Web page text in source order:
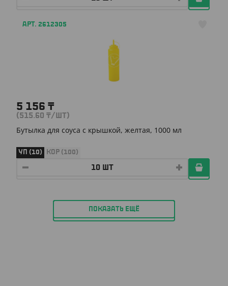
АРТ. 2612305
5 156 ₸
(515.60 ₸/ШТ)
Бутылка для соуса с крышкой, желтая, 1000 мл
УП (10) КОР (100)
ПОКАЗАТЬ ЕЩЁ